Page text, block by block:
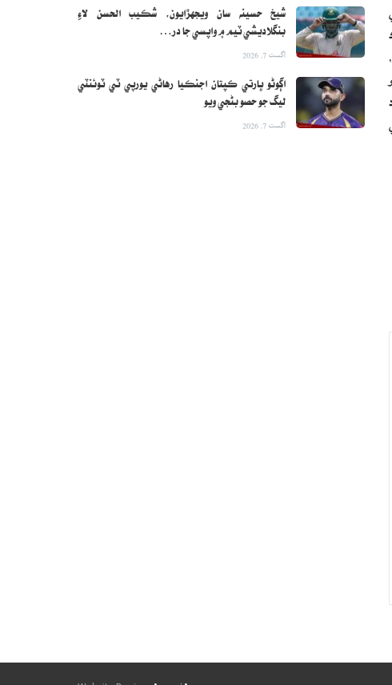
شيخ حسينه سان ويجهڙايون، شڪيب الحسن لاءِ
بنگلاديشي ٽيم ۾ واپسي جا در…
اگست 7, 2026
اڳوڻو ڀارتي ڪپتان اجنڪيا رهاڻي يورپي ٽي ٽوئنٽي
ليگ جو حصو بڻجي ويو
اگست 7, 2026